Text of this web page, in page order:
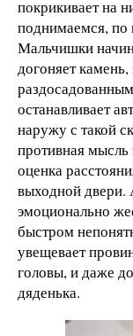
покрикивает на
поднимаемся, по
Мальчишки
догоняет
останавливает
наружу с такой
противная
оценка
выходной
эмоционально
быстром
увещевает
головы, и даже
дяденька.